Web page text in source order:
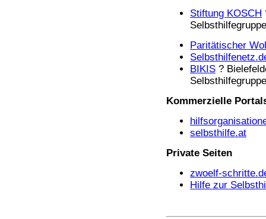
Stiftung KOSCH
Paritätischer
BIKIS ?
Kommerzielle
selbsthilfe.at
Private Seiten
zwoelf-
Hilfe zur